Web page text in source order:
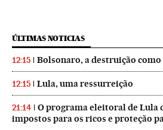
ÚLTIMAS NOTICIAS
12:15 Bolsonaro, a destruição
12:15 Lula, uma ressurreição
21:14
O programa eleitoral de Lula
impostos para os ricos e proteção